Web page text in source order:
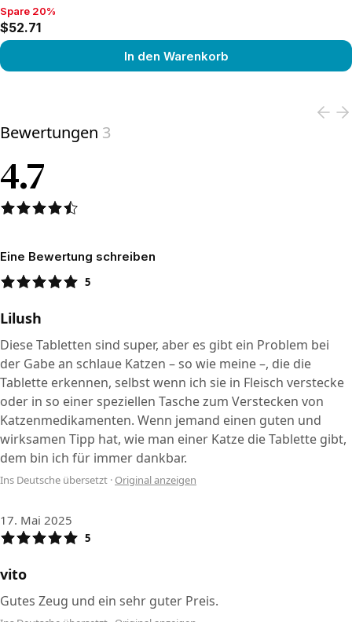
Spare 20%, $52.71
Spare 20%
$52.71
In den Warenkorb
Bewertungen 3
4.7
Eine Bewertung schreiben
5
Lilush
Diese Tabletten sind super, aber es gibt ein Problem bei
der Gabe an schlaue Katzen – so wie meine –, die die
Tablette erkennen, selbst wenn ich sie in Fleisch verstecke
oder in so einer speziellen Tasche zum Verstecken von
Katzenmedikamenten. Wenn jemand einen guten und
wirksamen Tipp hat, wie man einer Katze die Tablette gibt,
dem bin ich für immer dankbar.
Ins Deutsche übersetzt · Original anzeigen
17. Mai 2025
5
vito
Gutes Zeug und ein sehr guter Preis.